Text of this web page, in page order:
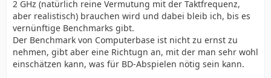
2 GHz (natürlich reine Vermutung mit der Taktfrequenz,
aber realistisch) brauchen wird und dabei bleib ich, bis es
vernünftige Benchmarks gibt.
Der Benchmark von Computerbase ist nicht zu ernst zu
nehmen, gibt aber eine Richtugn an, mit der man sehr wohl
einschätzen kann, was für BD-Abspielen nötig sein kann.